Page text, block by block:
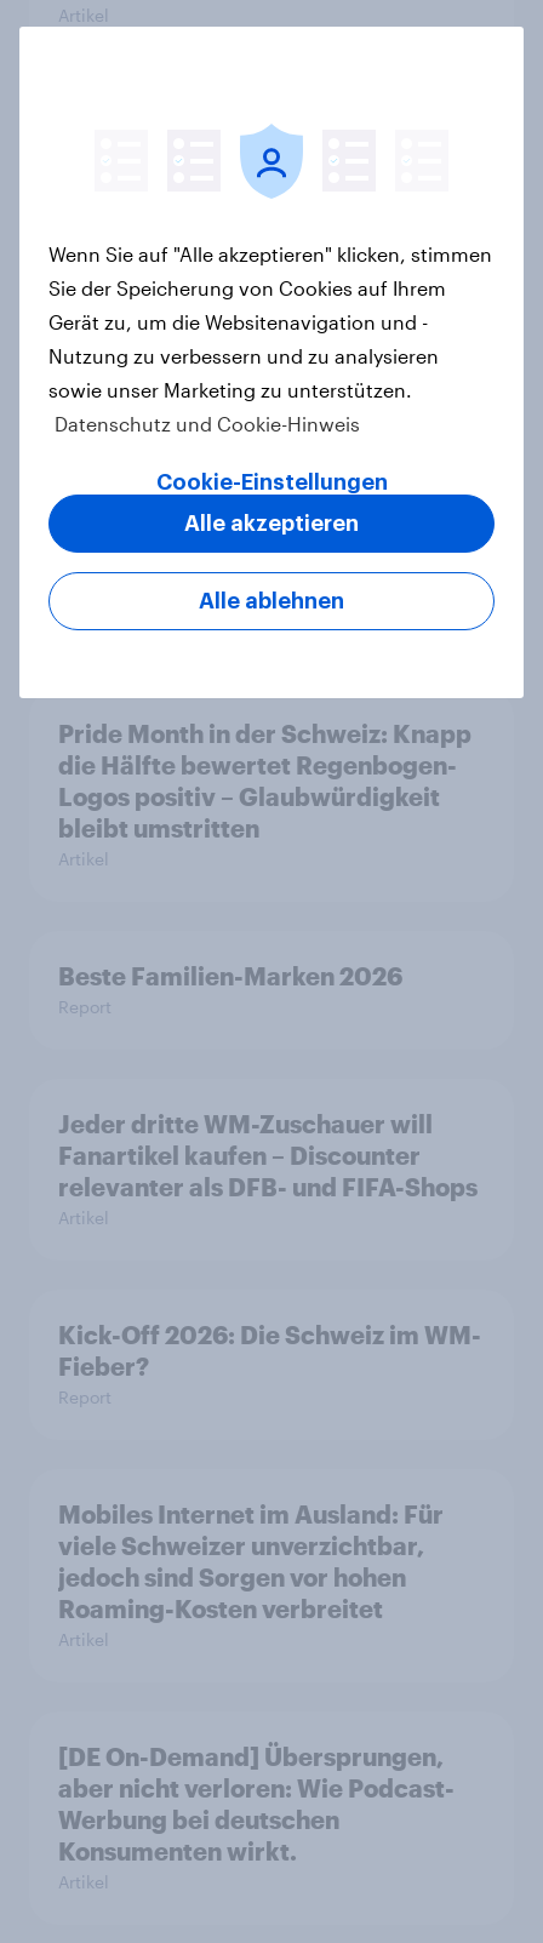
Artikel
KI-Assistenten etablieren sich als
zweithäufigste Informationsquelle
in Deutschland – Suchmaschinen
Artikel
CHECK24 Reisen ist YouGovs
Biggest Buzz Mover im Juni 2026
Artikel
Marken im Pride-Check 2026:
Zwischen Haltung und Wirkung
Pride Month in der Schweiz: Knapp
die Hälfte bewertet Regenbogen-
Logos positiv – Glaubwürdigkeit
bleibt umstritten
Artikel
Beste Familien-Marken 2026
Report
Jeder dritte WM-Zuschauer will
Fanartikel kaufen – Discounter
relevanter als DFB- und FIFA-Shops
Artikel
Kick-Off 2026: Die Schweiz im WM-
Fieber?​
Report
Mobiles Internet im Ausland: Für
viele Schweizer unverzichtbar,
jedoch sind Sorgen vor hohen
Roaming-Kosten verbreitet
Artikel
[DE On-Demand] Übersprungen,
aber nicht verloren: Wie Podcast-
Werbung bei deutschen
Konsumenten wirkt.
Artikel
Wenn Sie auf "Alle akzeptieren" klicken, stimmen
Sie der Speicherung von Cookies auf Ihrem
Gerät zu, um die Websitenavigation und -
Nutzung zu verbessern und zu analysieren
sowie unser Marketing zu unterstützen.
Datenschutz und Cookie-Hinweis
Cookie-Einstellungen
Alle ablehnen
Alle akzeptieren